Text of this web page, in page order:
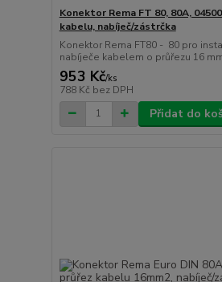
Konektor Rema FT 80, 80A,
kabelu, nabíječ/zástrčka
Konektor Rema FT80 - 80 pro
nabíječe kabelem o průřezu 16
953 Kč/ks
788 Kč bez DPH
Přidat do